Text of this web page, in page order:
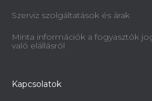
Szerviz szolgáltatások és árak
Minta információk a fogyasztók
való elállásról
Kapcsolatok